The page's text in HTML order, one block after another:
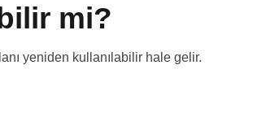
mi?
yeniden kullanılabilir hale gelir.